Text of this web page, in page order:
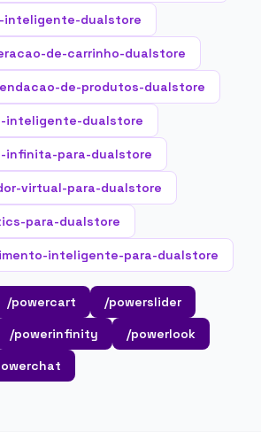
inteligente-dualstore
de-carrinho-dualstore
de-produtos-dualstore
inteligente-dualstore
infinita-para-dualstore
virtual-para-dualstore
para-dualstore
inteligente-para-dualstore
/powercart
/powerslider
/powerinfinity
/powerlook